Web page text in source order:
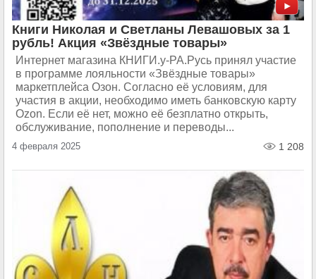
Книги Николая и Светланы Левашовых за 1
рубль! Акция «Звёздные товары»
Интернет магазина КНИГИ.у-РА.Русь принял участие
в программе лояльности «Звёздные товары»
маркетплейса Озон. Согласно её условиям, для
участия в акции, необходимо иметь банковскую карту
Ozon. Если её нет, можно её безплатно открыть,
обслуживание, пополнение и переводы...
4 февраля 2025 1 208